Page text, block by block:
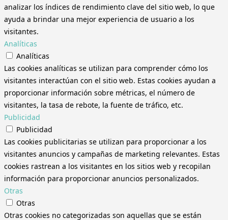
analizar los índices de rendimiento clave del sitio web, lo que
ayuda a brindar una mejor experiencia de usuario a los
visitantes.
Analíticas
Analíticas
Las cookies analíticas se utilizan para comprender cómo los
visitantes interactúan con el sitio web. Estas cookies ayudan a
proporcionar información sobre métricas, el número de
visitantes, la tasa de rebote, la fuente de tráfico, etc.
Publicidad
Publicidad
Las cookies publicitarias se utilizan para proporcionar a los
visitantes anuncios y campañas de marketing relevantes. Estas
cookies rastrean a los visitantes en los sitios web y recopilan
información para proporcionar anuncios personalizados.
Otras
Otras
Otras cookies no categorizadas son aquellas que se están